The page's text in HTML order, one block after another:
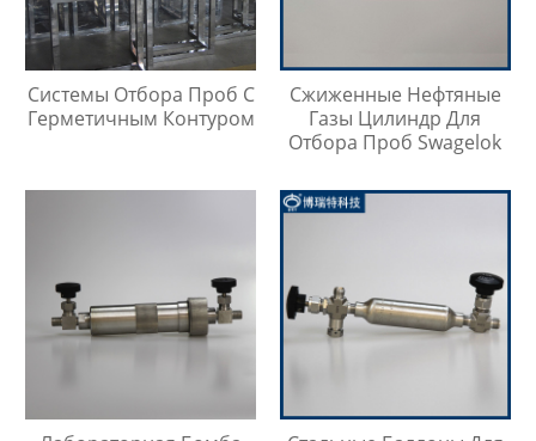
Системы Отбора Проб С
Герметичным Контуром
Сжиженные Нефтяные
Газы Цилиндр Для
Отбора Проб Swagelok